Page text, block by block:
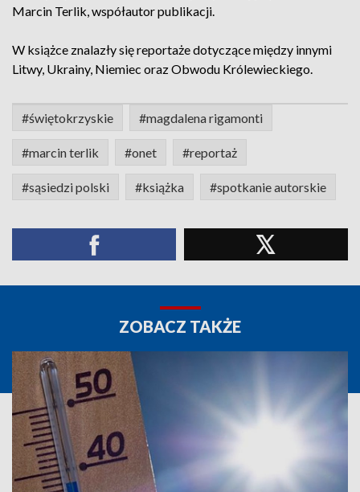
Marcin Terlik, współautor publikacji.
W książce znalazły się reportaże dotyczące między innymi
Litwy, Ukrainy, Niemiec oraz Obwodu Królewieckiego.
#świętokrzyskie #magdalena rigamonti
#marcin terlik #onet #reportaż
#sąsiedzi polski #książka #spotkanie autorskie
ZOBACZ TAKŻE